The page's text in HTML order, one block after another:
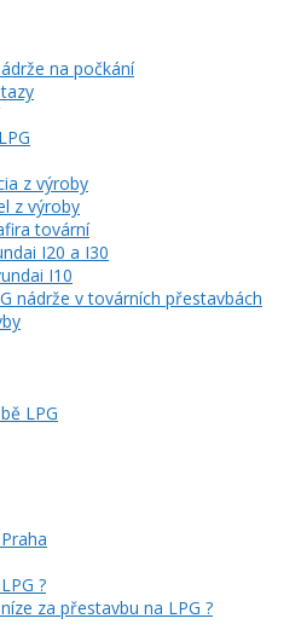
na počkání
z výroby
z výroby
tovární
I20 a I30
I10
nádrže v továrních přestavbách
LPG
?
za přestavbu na LPG ?